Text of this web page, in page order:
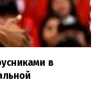
в